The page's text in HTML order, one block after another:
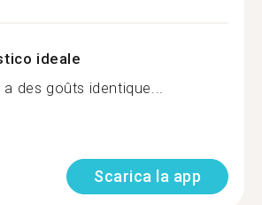
ideale
des goûts identique...
Scarica la app